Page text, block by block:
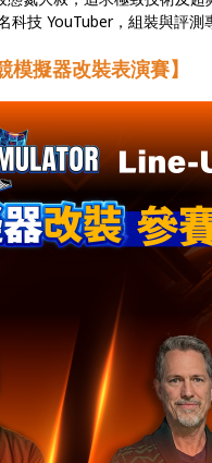
技 YouTuber，組裝與評測
擬器改裝表演賽】